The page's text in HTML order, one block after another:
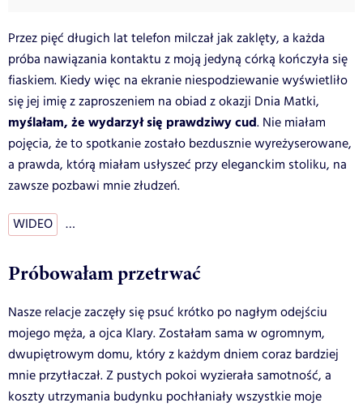
Przez pięć długich lat telefon milczał jak zaklęty, a każda
próba nawiązania kontaktu z moją jedyną córką kończyła się
fiaskiem. Kiedy więc na ekranie niespodziewanie wyświetliło
się jej imię z zaproszeniem na obiad z okazji Dnia Matki,
myślałam, że wydarzył się prawdziwy cud. Nie miałam
pojęcia, że to spotkanie zostało bezdusznie wyreżyserowane,
a prawda, którą miałam usłyszeć przy eleganckim stoliku, na
zawsze pozbawi mnie złudzeń.
WIDEO …
Próbowałam przetrwać
Nasze relacje zaczęły się psuć krótko po nagłym odejściu
mojego męża, a ojca Klary. Zostałam sama w ogromnym,
dwupiętrowym domu, który z każdym dniem coraz bardziej
mnie przytłaczał. Z pustych pokoi wyzierała samotność, a
koszty utrzymania budynku pochłaniały wszystkie moje